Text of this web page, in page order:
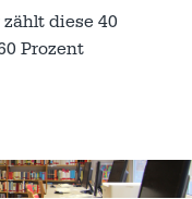
diese 40
Prozent